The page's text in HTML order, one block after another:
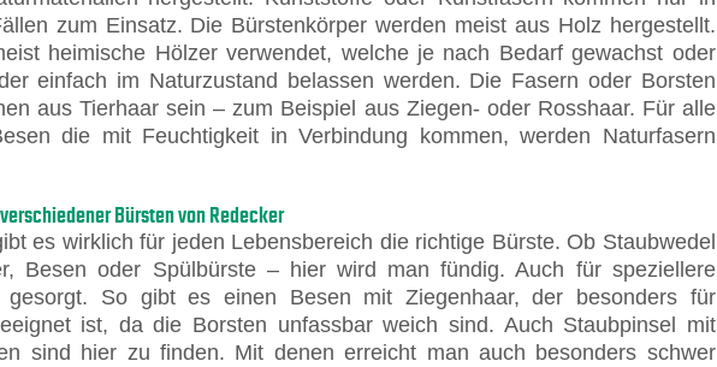
zum Einsatz. Die Bürstenkörper werden meist aus Holz hergestellt.
heimische Hölzer verwendet, welche je nach Bedarf gewachst oder
einfach im Naturzustand belassen werden. Die Fasern oder Borsten
aus Tierhaar sein – zum Beispiel aus Ziegen- oder Rosshaar. Für alle
die mit Feuchtigkeit in Verbindung kommen, werden Naturfasern
Bürsten von Redecker
es wirklich für jeden Lebensbereich die richtige Bürste. Ob Staubwedel
Besen oder Spülbürste – hier wird man fündig. Auch für speziellere
gesorgt. So gibt es einen Besen mit Ziegenhaar, der besonders für
ist, da die Borsten unfassbar weich sind. Auch Staubpinsel mit
sind hier zu finden. Mit denen erreicht man auch besonders schwer